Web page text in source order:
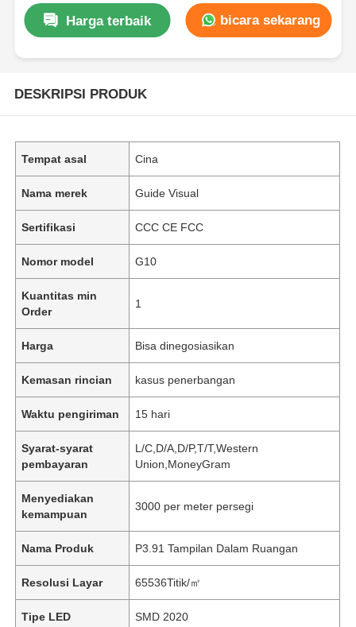
Harga terbaik bicara sekarang
DESKRIPSI PRODUK
Tempat asal Cina
Nama merek Guide Visual
Sertifikasi CCC CE FCC
Nomor model G10
Kuantitas min
Order
1
Harga Bisa dinegosiasikan
Kemasan rincian kasus penerbangan
Waktu pengiriman 15 hari
Syarat-syarat
pembayaran
L/C,D/A,D/P,T/T,Western
Union,MoneyGram
Menyediakan
kemampuan
3000 per meter persegi
Nama Produk P3.91 Tampilan Dalam Ruangan
Resolusi Layar 65536Titik/㎡
Tipe LED SMD 2020